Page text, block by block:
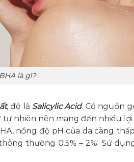
BHA là gì?
, đó là Salicylic Acid. Có nguồn
nhiên nên mang đến nhiều
nồng độ pH của da càng
thường 0.5% – 2%. Sử